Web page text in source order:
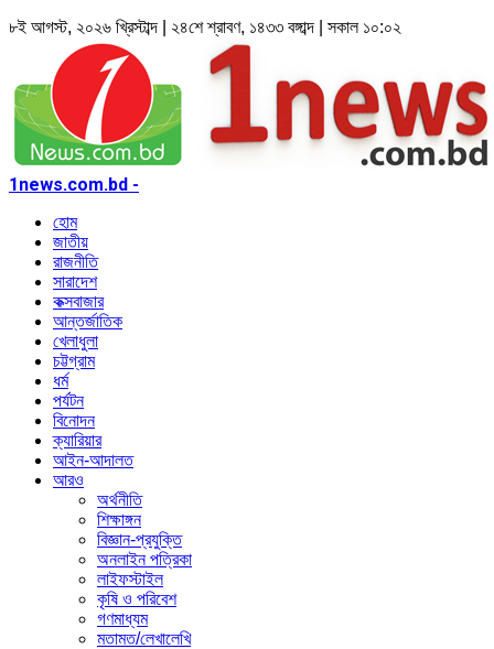
৮ই আগস্ট, ২০২৬ খ্রিস্টাব্দ | ২৪শে শ্রাবণ, ১৪৩৩ বঙ্গাব্দ | সকাল ১০:০২
1news.com.bd -
হোম
জাতীয়
রাজনীতি
সারাদেশ
কক্সবাজার
আন্তর্জাতিক
খেলাধুলা
চট্টগ্রাম
ধর্ম
পর্যটন
বিনোদন
ক্যারিয়ার
আইন-আদালত
আরও
অর্থনীতি
শিক্ষাঙ্গন
বিজ্ঞান-প্রযুক্তি
অনলাইন পত্রিকা
লাইফস্টাইল
কৃষি ও পরিবেশ
গণমাধ্যম
মতামত/লেখালেখি